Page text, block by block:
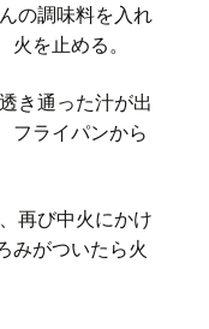
の調味料を入れ
を止める。
き通った汁が出
フライパンから
再び中火にかけ
みがついたら火